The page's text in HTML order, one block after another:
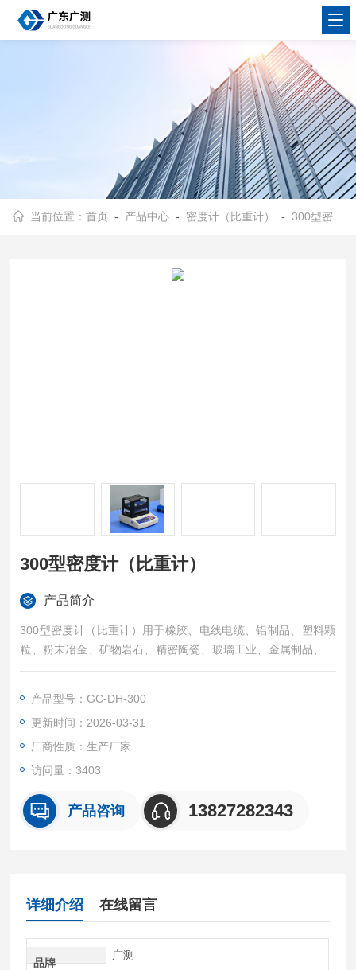
当前位置：首页 - 产品中心 - 密度计（比重计） -300型密度计
300型密度计（比重计）
产品简介
300型密度计（比重计）用于橡胶、电线电缆、铝制品、塑料颗
粒、粉末冶金、矿物岩石、精密陶瓷、玻璃工业、金属制品、精
密陶瓷、耐火材料、磁性材料、合金材料、机械零部件、金属回
产品型号：GC-DH-300
更新时间：2026-03-31
厂商性质：生产厂家
访问量：3403
产品咨询 13827282343
详细介绍 在线留言
品牌
广测